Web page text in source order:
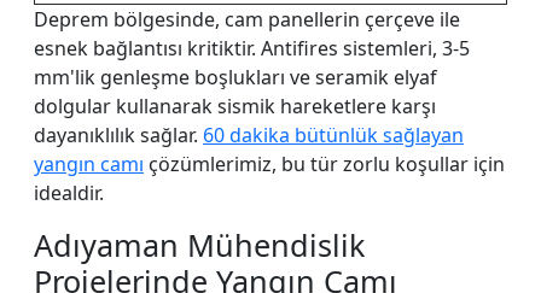
Deprem bölgesinde, cam panellerin çerçeve ile
esnek bağlantısı kritiktir. Antifires sistemleri, 3-5
mm'lik genleşme boşlukları ve seramik elyaf
dolgular kullanarak sismik hareketlere karşı
dayanıklılık sağlar. 60 dakika bütünlük sağlayan
yangın camı çözümlerimiz, bu tür zorlu koşullar için
idealdir.
Adıyaman Mühendislik
Projelerinde Yangın Camı